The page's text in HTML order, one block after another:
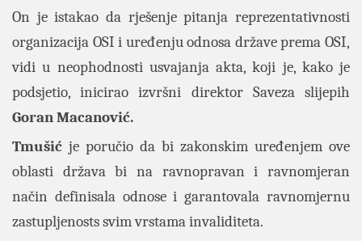
On je istakao da rješenje pitanja reprezentativnosti
organizacija OSI i uređenju odnosa države prema OSI,
vidi u neophodnosti usvajanja akta, koji je, kako je
podsjetio, inicirao izvršni direktor Saveza slijepih
Goran Macanović.
Tmušić je poručio da bi zakonskim uređenjem ove
oblasti država bi na ravnopravan i ravnomjeran
način definisala odnose i garantovala ravnomjernu
zastupljenosts svim vrstama invaliditeta.